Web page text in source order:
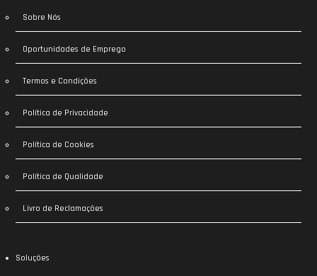
Sobre Nós
Oportunidades de Emprego
Termos e Condições
Política de Privacidade
Política de Cookies
Política de Qualidade
Livro de Reclamações
Soluções